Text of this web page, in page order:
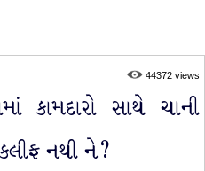
44372 views
કામદારો સાથે ચાની
નથી ને?